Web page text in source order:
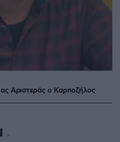
Αριστεράς ο Καρποζήλος